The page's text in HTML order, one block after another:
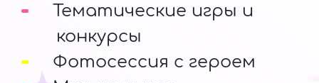
Тематические игры и
конкурсы
Фотосессия с героем